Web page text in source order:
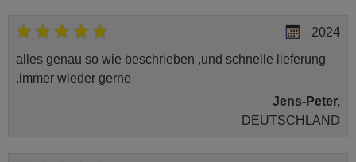
2024
alles genau so wie beschrieben ,und schnelle lieferung
.immer wieder gerne
Jens-Peter,
DEUTSCHLAND